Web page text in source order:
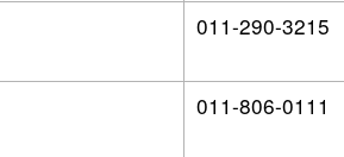
011-290-3215
011-806-0111